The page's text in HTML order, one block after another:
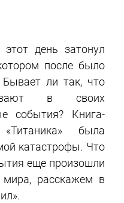
день затонул
после было
Бывает ли так, что
в своих
события? Книга-
была
катастрофы. Что
еще произошли
расскажем в